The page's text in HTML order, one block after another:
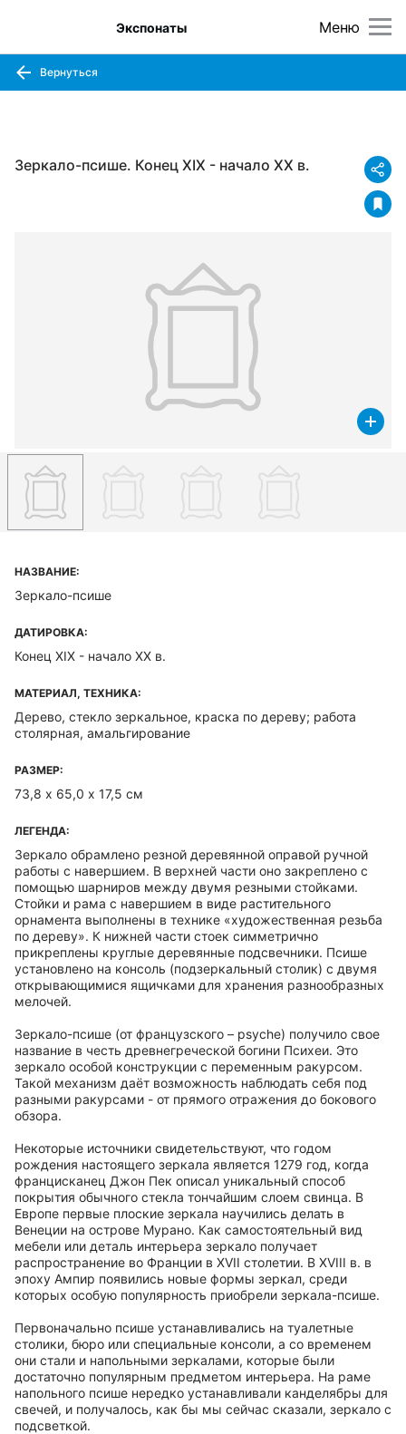
Меню
Экспонаты
Вернуться
Зеркало-псише. Конец XIX - начало XX в.
НАЗВАНИЕ:
Зеркало-псише
ДАТИРОВКА:
Конец XIX - начало XX в.
МАТЕРИАЛ, ТЕХНИКА:
Дерево, стекло зеркальное, краска по дереву; работа
столярная, амальгирование
РАЗМЕР:
73,8 х 65,0 х 17,5 см
ЛЕГЕНДА:
Зеркало обрамлено резной деревянной оправой ручной
работы с навершием. В верхней части оно закреплено с
помощью шарниров между двумя резными стойками.
Стойки и рама с навершием в виде растительного
орнамента выполнены в технике «художественная резьба
по дереву». К нижней части стоек симметрично
прикреплены круглые деревянные подсвечники. Псише
установлено на консоль (подзеркальный столик) с двумя
открывающимися ящичками для хранения разнообразных
мелочей.
Зеркало-псише (от французского – psyche) получило свое
название в честь древнегреческой богини Психеи. Это
зеркало особой конструкции с переменным ракурсом.
Такой механизм даёт возможность наблюдать себя под
разными ракурсами - от прямого отражения до бокового
обзора.
Некоторые источники свидетельствуют, что годом
рождения настоящего зеркала является 1279 год, когда
францисканец Джон Пек описал уникальный способ
покрытия обычного стекла тончайшим слоем свинца. В
Европе первые плоские зеркала научились делать в
Венеции на острове Мурано. Как самостоятельный вид
мебели или деталь интерьера зеркало получает
распространение во Франции в XVII столетии. В XVIII в. в
эпоху Ампир появились новые формы зеркал, среди
которых особую популярность приобрели зеркала-псише.
Первоначально псише устанавливались на туалетные
столики, бюро или специальные консоли, а со временем
они стали и напольными зеркалами, которые были
достаточно популярным предметом интерьера. На раме
напольного псише нередко устанавливали канделябры для
свечей, и получалось, как бы мы сейчас сказали, зеркало с
подсветкой.